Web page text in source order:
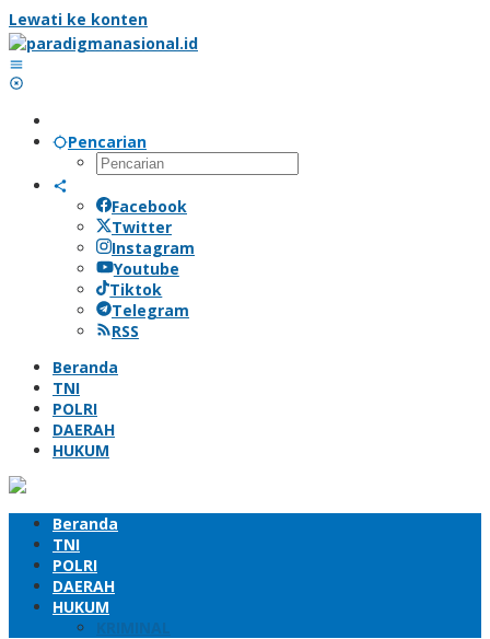
Lewati ke konten
Pencarian
Facebook
Twitter
Instagram
Youtube
Tiktok
Telegram
RSS
Beranda
TNI
POLRI
DAERAH
HUKUM
Beranda
TNI
POLRI
DAERAH
HUKUM
KRIMINAL